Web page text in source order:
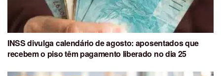
INSS divulga calendário de agosto: aposentados que
recebem o piso têm pagamento liberado no dia 25